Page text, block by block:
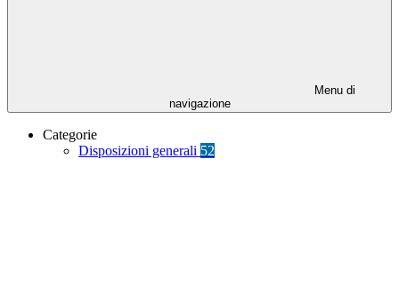
Menu di
navigazione
Categorie
Disposizioni generali 52